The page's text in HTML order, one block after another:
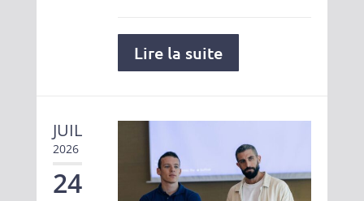
Lire la suite
JUIL
2026
24